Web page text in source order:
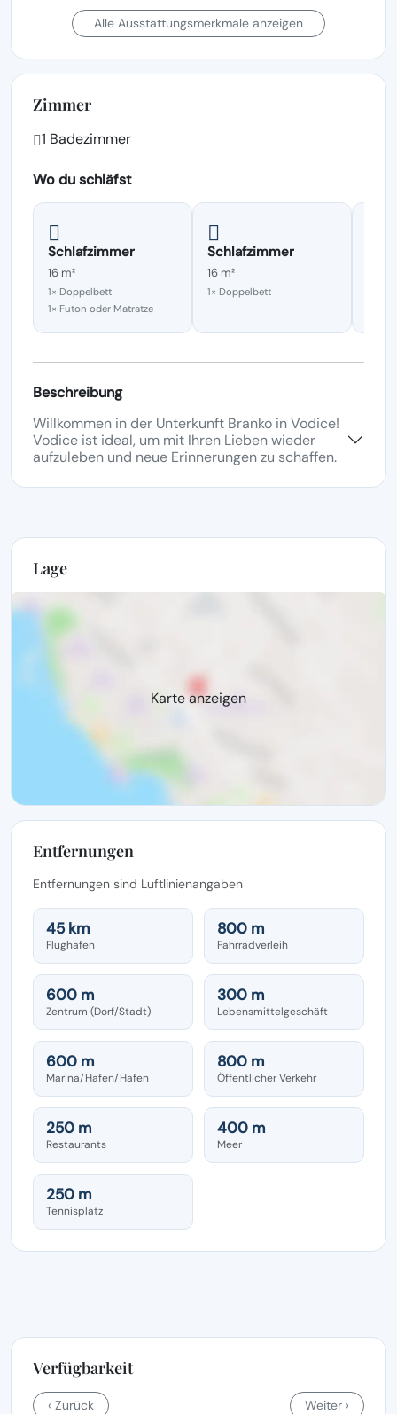
Richtlinien der örtlichen
Behörden gewaschen
Bettwäsche vorhanden
Waschmaschine Fernsehen
Alle Ausstattungsmerkmale anzeigen
Zimmer
1 Badezimmer
Wo du schläfst
Schlafzimmer
16 m²
1× Doppelbett
1× Futon oder Matratze
Schlafzimmer
16 m²
1× Doppelbett
Beschreibung
Willkommen in der Unterkunft Branko in Vodice!
Vodice ist ideal, um mit Ihren Lieben wieder
aufzuleben und neue Erinnerungen zu schaffen.
Lage
Karte anzeigen
Entfernungen
Entfernungen sind Luftlinienangaben
45 km
Flughafen
800 m
Fahrradverleih
600 m
Zentrum (Dorf/Stadt)
300 m
Lebensmittelgeschäft
600 m
Marina/Hafen/Hafen
800 m
Öffentlicher Verkehr
250 m
Restaurants
400 m
Meer
250 m
Tennisplatz
Verfügbarkeit
‹ Zurück Weiter ›